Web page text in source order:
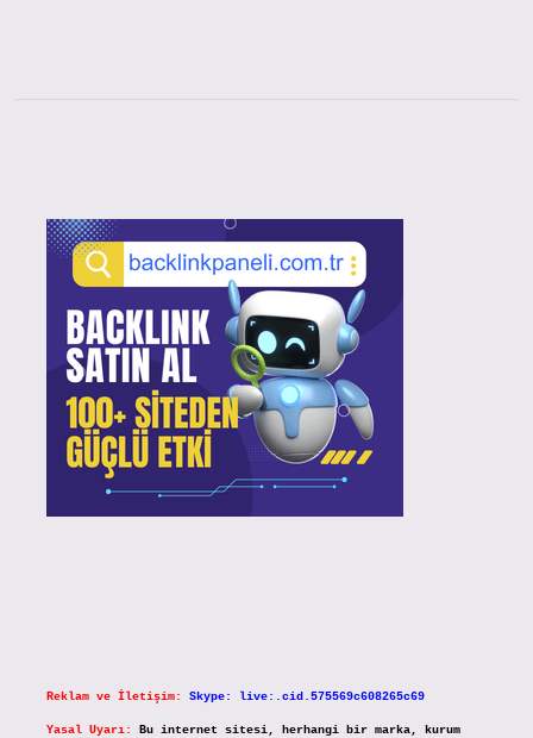
Reklam ve İletişim: Skype: live:.cid.575569c608265c69
Yasal Uyarı:
Bu internet sitesi, herhangi bir marka, kurum